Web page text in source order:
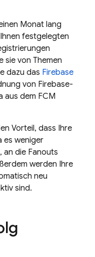
Monat lang
festgelegten
sie von Themen
dazu das Firebase
von Firebase-
aus dem FCM
Vorteil, dass Ihre
es weniger
an die Fanouts
werden Ihre
neu
sind.